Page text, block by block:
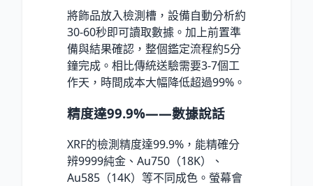
將飾品放入檢測槽，設備自動分析約
30-60秒即可讀取數據。加上前置準
備與結果確認，整個鑑定流程約5分
鐘完成。相比傳統送驗需要3-7個工
作天，時間成本大幅降低超過99% 。
精度達99.9%——數據說話
XRF的檢測精度達99.9% ，能精確分
辨9999純金、Au750（18K）、
Au585（14K）等不同成色。螢幕會